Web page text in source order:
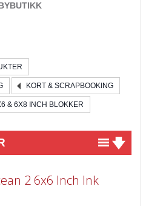
KORT & SCRAPBOOKING
& 6X8 INCH BLOKKER
2 6x6 Inch Ink